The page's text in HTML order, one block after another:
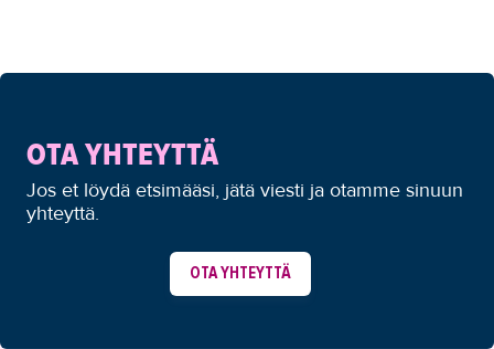
OTA YHTEYTTÄ
Jos et löydä etsimääsi, jätä viesti ja otamme sinuun
yhteyttä.
OTA YHTEYTTÄ